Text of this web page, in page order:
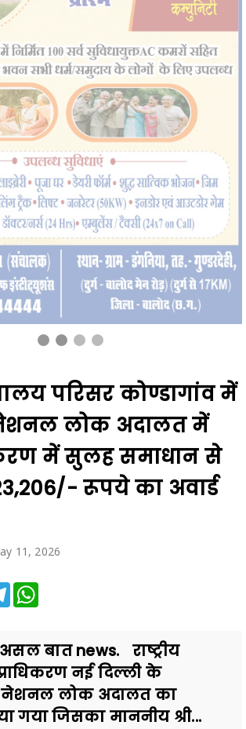
परिसर कोण्डागांव में
लोक अदालत में
में सुलह समाधान से
रूपये का अवार्ड
11, 2026
Telegram
बात news. राष्ट्रीय
नई दिल्ली के
नेशनल लोक अदालत का
गया जिसका माननीय श्री...